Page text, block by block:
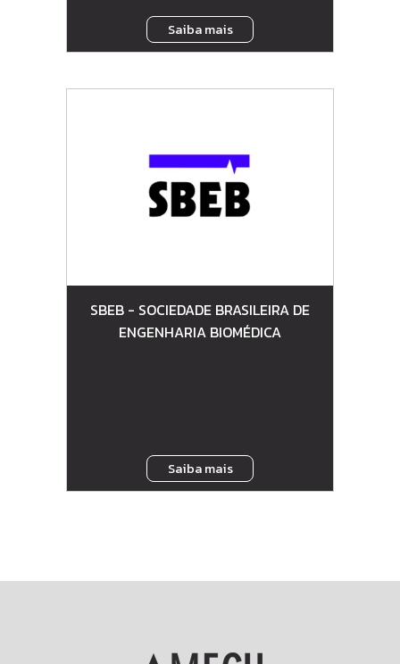
Saiba mais
SBEB - SOCIEDADE BRASILEIRA DE
ENGENHARIA BIOMÉDICA
Saiba mais